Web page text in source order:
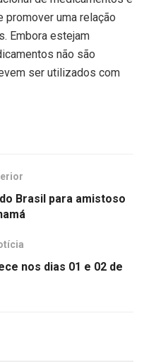
promover uma relação
Embora estejam
não são
ser utilizados com
Brasil para amistoso
nos dias 01 e 02 de